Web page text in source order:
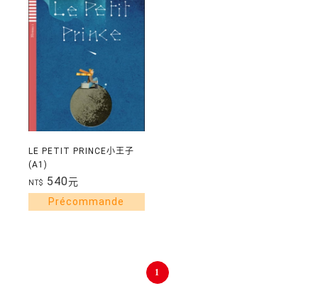
LE PETIT PRINCE小王子
(A1)
NT$ 540元
1